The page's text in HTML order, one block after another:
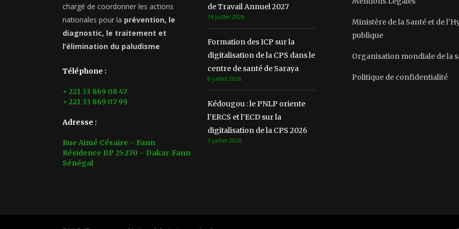
chargé de coordonner les actions
nationales pour la prévention, le
diagnostic, le traitement et
l’élimination du paludisme
Téléphone :
+ 221 33 869 08 47
+ 221 33 869 07 99
Adresse :
Rue Aimé Césaire – Fann
Résidence BP 25 270 – Dakar‑Fann
Sénégal
de Travail Annuel 2027
16 juillet 2026
Formation des ICP sur la
digitalisation de la CPS dans le
centre de santé de Saraya
8 juillet 2026
Kédougou : le PNLP oriente
l’ERCS et l’ECD sur la
digitalisation de la CPS 2026
3 juillet 2026
Ministère de la Santé et de
publique
Organisation mondiale de la
Politique de confidentialité